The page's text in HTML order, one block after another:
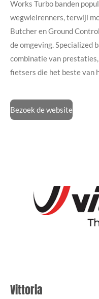
Works Turbo banden
wegwielrenners, terwijl
Butcher en Ground
de omgeving. Specialized
combinatie van
fietsers die het beste van
Bezoek de website
Vittoria